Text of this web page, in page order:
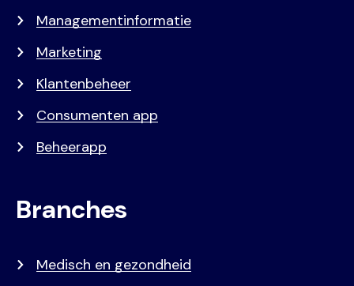
Managementinformatie
Marketing
Klantenbeheer
Consumenten app
Beheerapp
Branches
Medisch en gezondheid